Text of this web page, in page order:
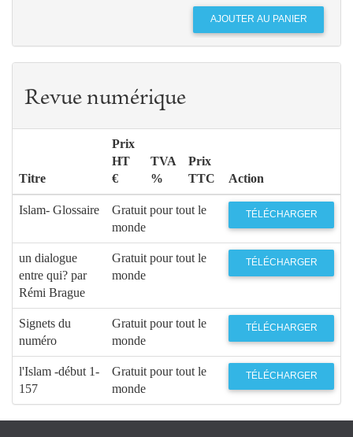
Revue numérique
Titre
Prix
HT
€
TVA
%
Prix
TTC
Action
Islam- Glossaire
Gratuit pour tout le
monde
TÉLÉCHARGER
un dialogue
entre qui? par
Rémi Brague
Gratuit pour tout le
monde
TÉLÉCHARGER
Signets du
numéro
Gratuit pour tout le
monde
TÉLÉCHARGER
l'Islam -début 1-
157
Gratuit pour tout le
monde
TÉLÉCHARGER